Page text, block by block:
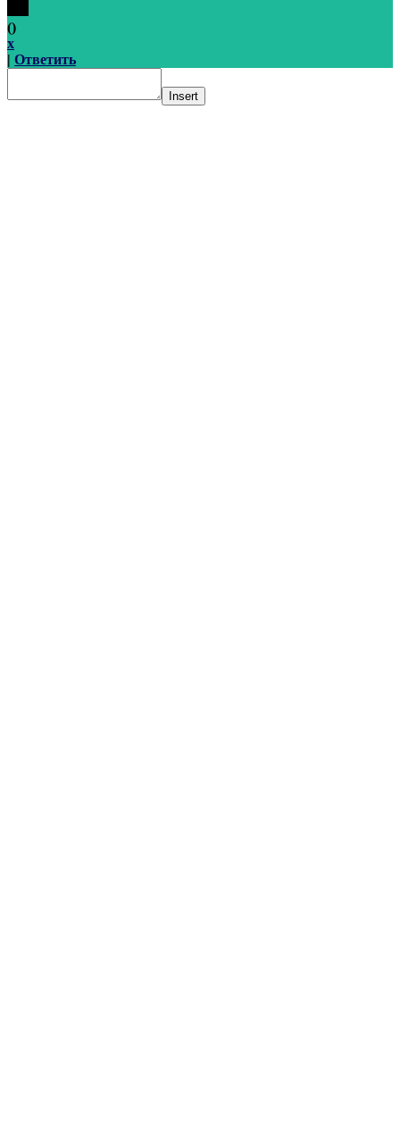
()
x
| Ответить
Insert